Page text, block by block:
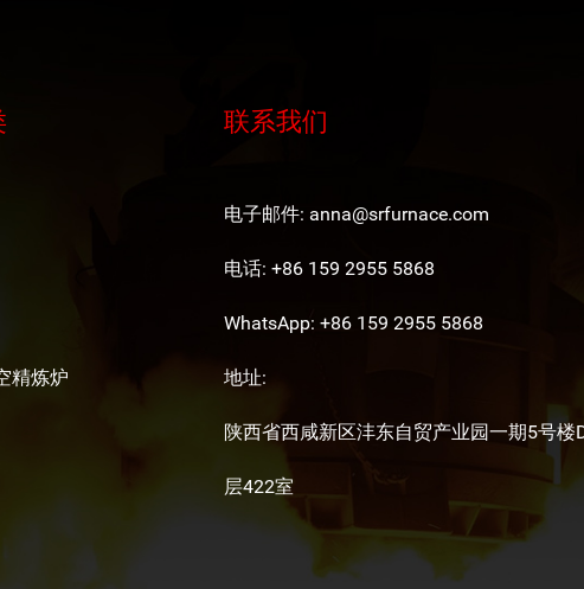
精炼炉
联系我们
电子邮件: anna@srfurnace.com
电话: +86 159 2955 5868
WhatsApp: +86 159 2955 5868
地址:
陕西省西咸新区沣东自贸产业园一期5号楼
层422室